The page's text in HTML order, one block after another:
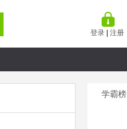
登录
注册
学霸榜